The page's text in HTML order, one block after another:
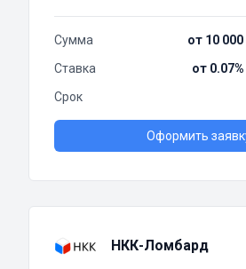
Сумма
от 10
Ставка
от
Срок
Оформить
НКК-Ломбард